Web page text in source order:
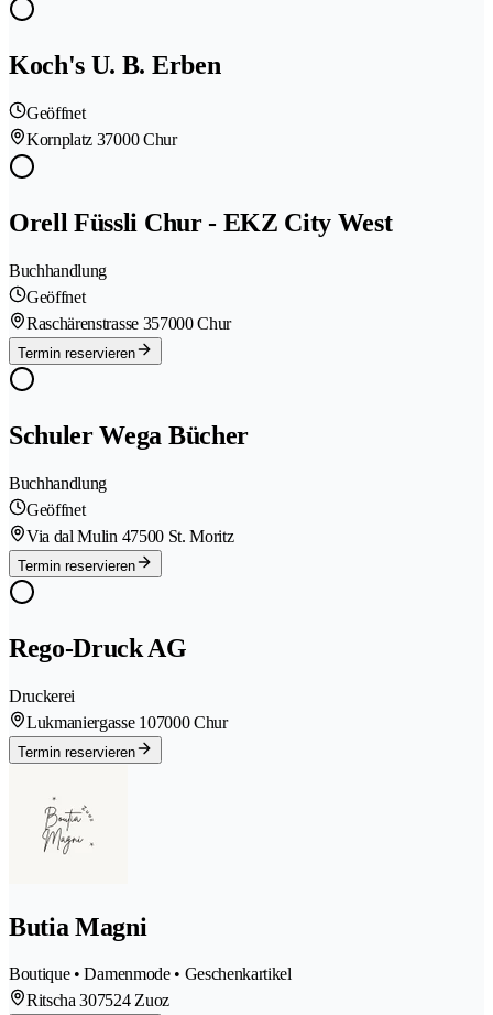
Koch's U. B. Erben
Geöffnet
Kornplatz 37000 Chur
Orell Füssli Chur - EKZ City West
Buchhandlung
Geöffnet
Raschärenstrasse 357000 Chur
Termin reservieren
Schuler Wega Bücher
Buchhandlung
Geöffnet
Via dal Mulin 47500 St. Moritz
Termin reservieren
Rego-Druck AG
Druckerei
Lukmaniergasse 107000 Chur
Termin reservieren
Butia Magni
Boutique • Damenmode • Geschenkartikel
Ritscha 307524 Zuoz